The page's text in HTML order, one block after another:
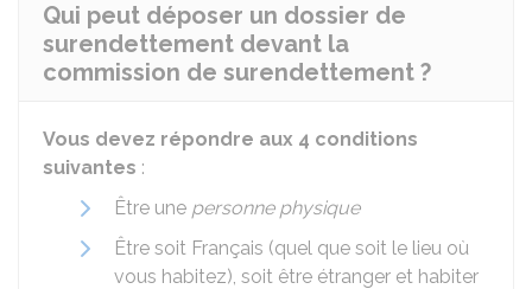
Qui peut déposer un dossier de
surendettement devant la
commission de surendettement ?
Vous devez répondre aux 4 conditions
suivantes :
Être une personne physique
Être soit Français (quel que soit le lieu où
vous habitez), soit être étranger et habiter